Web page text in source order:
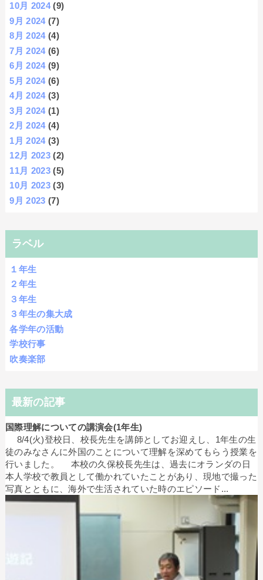
10月 2024(9)
9月 2024(7)
8月 2024(4)
7月 2024(6)
6月 2024(9)
5月 2024(6)
4月 2024(3)
3月 2024(1)
2月 2024(4)
1月 2024(3)
12月 2023 (2)
11月 2023 (5)
10月 2023 (3)
9月 2023 (7)
ラベル
１年生
２年生
３年生
３年生の集大成
各学年の活動
学校行事
吹奏楽部
最新の記事
国際理解についての講演会(1年生)
8/4(火)登校日、校長先生を講師としてお迎えし、1年生の生
徒のみなさんに外国のことについて理解を深めてもらう授業を
行いました。 本校の久保校長先生は、過去にオランダの日
本人学校で教員として働かれていたことがあり、現地で撮った
写真とともに、海外で生活されていた時のエピソード...